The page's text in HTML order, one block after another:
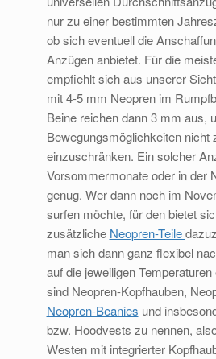
nur zu einer bestimmten
ob sich eventuell die
Anzügen anbietet. Für die
empfiehlt sich aus unserer
mit 4-5 mm Neopren im
Beine reichen dann 3 mm aus,
Bewegungsmöglichkeiten nicht
einzuschränken. Ein solcher
Vorsommermonate oder in der
genug. Wer dann noch im
surfen möchte, für den bietet
zusätzliche Neopren-Teile
man sich dann ganz flexibel
auf die jeweiligen
sind Neopren-Kopfhauben,
Neopren-Beanies und
bzw. Hoodvests zu nennen,
Westen mit integrierter